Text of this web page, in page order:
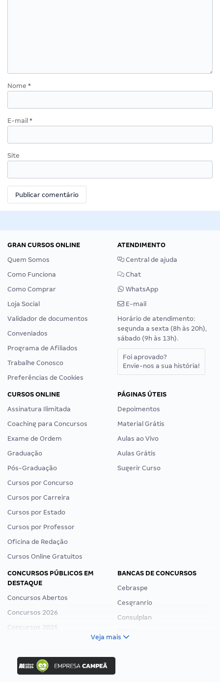
Nome *
E-mail *
Site
GRAN CURSOS ONLINE
Quem Somos
Como Funciona
Como Comprar
Loja Social
Validador de documentos
Conveniados
Programa de Afiliados
Trabalhe Conosco
Preferências de Cookies
ATENDIMENTO
Central de ajuda
Chat
WhatsApp
E-mail
Horário de atendimento:
segunda a sexta (8h às 20h),
sábado (9h às 13h).
Foi aprovado?
Envie-nos a sua história!
CURSOS ONLINE
Assinatura Ilimitada
Coaching para Concursos
Exame de Ordem
Graduação
Pós-Graduação
Cursos por Concurso
Cursos por Carreira
Cursos por Estado
Cursos por Professor
Oficina de Redação
Cursos Online Gratuitos
PÁGINAS ÚTEIS
Depoimentos
Material Grátis
Aulas ao Vivo
Aulas Grátis
Sugerir Curso
CONCURSOS PÚBLICOS EM
DESTAQUE
Concursos Abertos
Concursos 2026
Concursos 2025
Concurso Ibama
Concurso MPU
BANCAS DE CONCURSOS
Cebraspe
Cesgranrio
Consulplan
Veja mais